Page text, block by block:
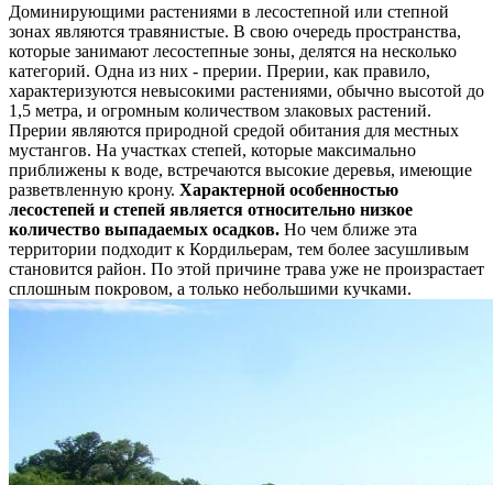
Доминирующими растениями в лесостепной или степной
зонах являются травянистые. В свою очередь пространства,
которые занимают лесостепные зоны, делятся на несколько
категорий. Одна из них - прерии. Прерии, как правило,
характеризуются невысокими растениями, обычно высотой до
1,5 метра, и огромным количеством злаковых растений.
Прерии являются природной средой обитания для местных
мустангов. На участках степей, которые максимально
приближены к воде, встречаются высокие деревья, имеющие
разветвленную крону. Характерной особенностью
лесостепей и степей является относительно низкое
количество выпадаемых осадков. Но чем ближе эта
территории подходит к Кордильерам, тем более засушливым
становится район. По этой причине трава уже не произрастает
сплошным покровом, а только небольшими кучками.